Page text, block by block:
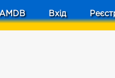
Вхід